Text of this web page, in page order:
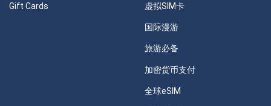
Gift Cards 虚拟SIM卡
国际漫游
旅游必备
加密货币支付
全球eSIM